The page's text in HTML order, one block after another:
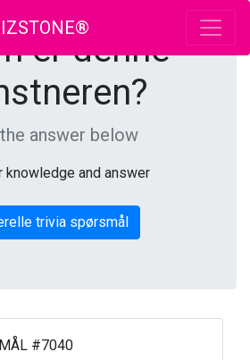
er denne
answer below
knowledge and answer
trivia spørsmål
#7040